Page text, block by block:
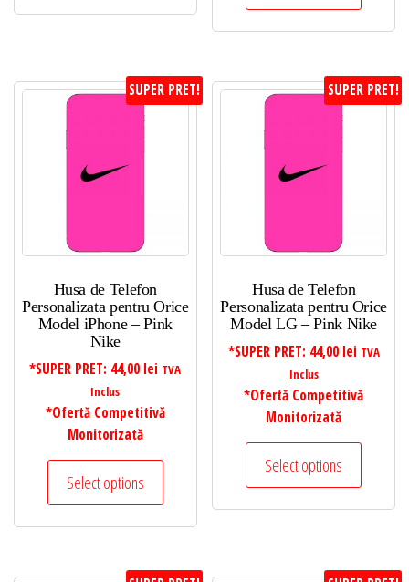
SUPER PRET!
Husa de Telefon
Personalizata pentru Orice
Model iPhone – Pink
Nike
*SUPER PRET: 44,00 lei TVA
Inclus
*Ofertă Competitivă
Monitorizată
Select options
SUPER PRET!
Husa de Telefon
Personalizata pentru Orice
Model LG – Pink Nike
*SUPER PRET: 44,00 lei TVA
Inclus
*Ofertă Competitivă
Monitorizată
Select options